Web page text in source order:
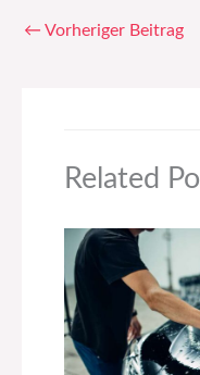
← Vorheriger Beitrag
Related